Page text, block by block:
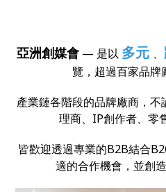
亞洲創媒會 — 是以 多元 、
覽，超過百家品牌
產業鏈各階段的品牌廠商，
理商、IP創作者、零
皆歡迎透過專業的B2B結合
適的合作機會，並創